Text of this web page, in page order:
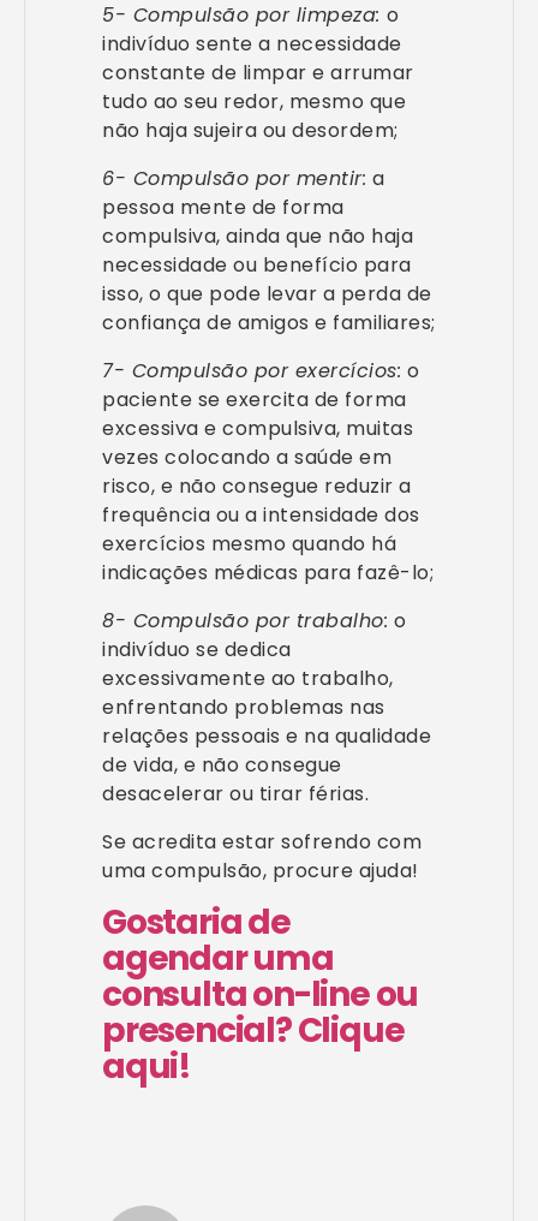
5- Compulsão por limpeza: o
indivíduo sente a necessidade
constante de limpar e arrumar
tudo ao seu redor, mesmo que
não haja sujeira ou desordem;
6- Compulsão por mentir: a
pessoa mente de forma
compulsiva, ainda que não haja
necessidade ou benefício para
isso, o que pode levar a perda de
confiança de amigos e familiares;
7- Compulsão por exercícios: o
paciente se exercita de forma
excessiva e compulsiva, muitas
vezes colocando a saúde em
risco, e não consegue reduzir a
frequência ou a intensidade dos
exercícios mesmo quando há
indicações médicas para fazê-lo;
8- Compulsão por trabalho: o
indivíduo se dedica
excessivamente ao trabalho,
enfrentando problemas nas
relações pessoais e na qualidade
de vida, e não consegue
desacelerar ou tirar férias.
Se acredita estar sofrendo com
uma compulsão, procure ajuda!
Gostaria de
agendar uma
consulta on-line ou
presencial? Clique
aqui!